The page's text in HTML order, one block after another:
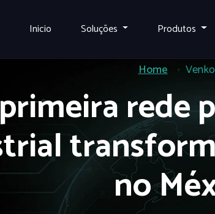
Inicio Soluções Produtos
Home
rede
no